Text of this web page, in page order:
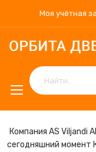
Моя учётная
Компания AS Viljandi
сегодняшний момент